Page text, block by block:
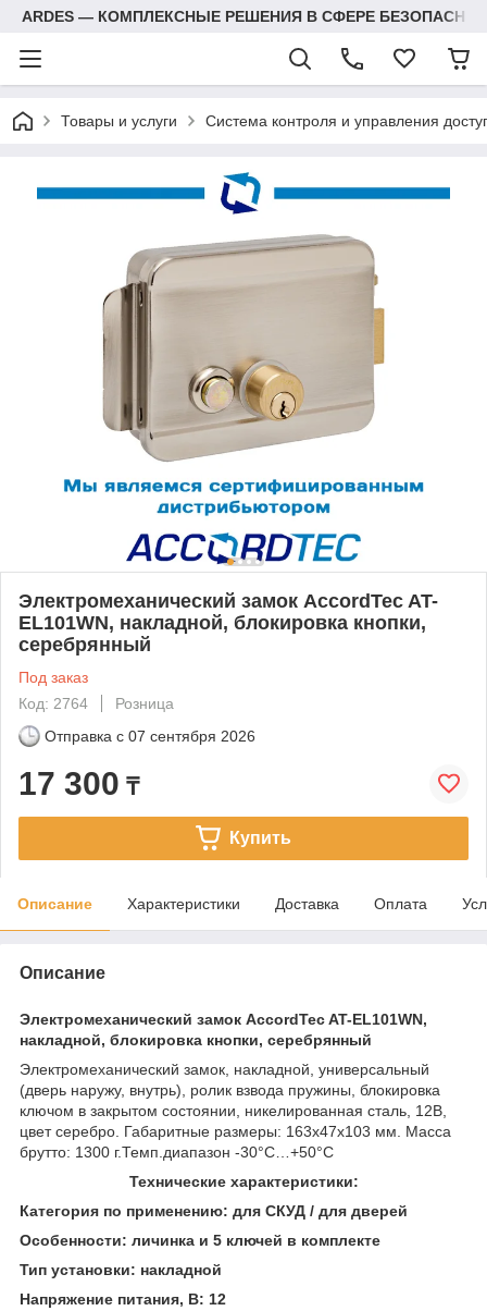
ARDES — КОМПЛЕКСНЫЕ РЕШЕНИЯ В СФЕРЕ
Товары и услуги Система контроля и управления
Электромеханический замок AccordTec AT-
EL101WN, накладной, блокировка кнопки,
серебрянный
Под заказ
Код: 2764
Розница
Отправка с 07 сентября 2026
17 300 ₸
Купить
Описание Характеристики Доставка Оплата
Описание
Электромеханический замок AccordTec AT-EL101WN,
накладной, блокировка кнопки, серебрянный
Электромеханический замок, накладной, универсальный
(дверь наружу, внутрь), ролик взвода пружины, блокировка
ключом в закрытом состоянии, никелированная сталь, 12В,
цвет серебро. Габаритные размеры: 163x47x103 мм. Масса
брутто: 1300 г.Темп.диапазон -30°С…+50°С
Технические характеристики:
Категория по применению: для СКУД / для дверей
Особенности: личинка и 5 ключей в комплекте
Тип установки: накладной
Напряжение питания, В: 12